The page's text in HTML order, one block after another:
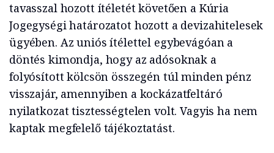
tavasszal hozott ítéletét követően a Kúria
Jogegységi határozatot hozott a devizahitelesek
ügyében. Az uniós ítélettel egybevágóan a
döntés kimondja, hogy az adósoknak a
folyósított kölcsön összegén túl minden pénz
visszajár, amennyiben a kockázatfeltáró
nyilatkozat tisztességtelen volt. Vagyis ha nem
kaptak megfelelő tájékoztatást.